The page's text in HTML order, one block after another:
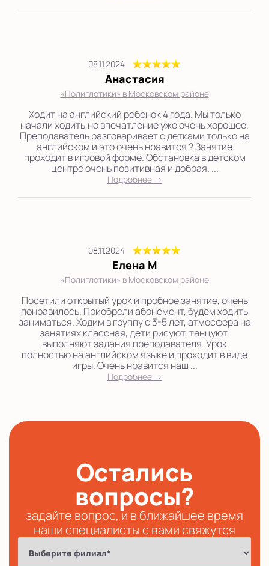
08.11.2024
Анастасия
«Полиглотики» в Московском районе
Ходит на английский ребенок 4 года. Мы только
начали ходить,но впечатление уже очень хорошее.
Преподаватель разговаривает с детками только на
английском и это очень нравится ? Занятие
проходит в игровой форме. Обстановка в детском
центре очень позитивная и добрая. ...
Подробнее →
08.11.2024
Елена М
«Полиглотики» в Московском районе
Посетили открытый урок и пробное занятие, очень
понравилось. Приобрели абонемент, будем ходить
заниматься. Ходим в группу с 3-5 лет, атмосфера на
занятиях классная, дети рисуют, танцуют,
выполняют задания преподавателя. Урок
полностью на английском языке и проходит в виде
игры. Очень нравится наш ...
Подробнее →
Остались
вопросы?
задайте вопрос, и в ближайшее время
наши специалисты с вами свяжутся